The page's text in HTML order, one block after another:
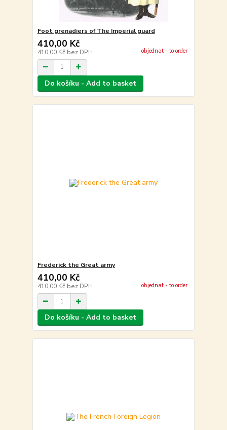
Foot grenadiers of The Imperial guard
410,00 Kč
410,00 Kč bez DPH objednat - to order
Do košíku - Add to basket
Frederick the Great army
410,00 Kč
410,00 Kč bez DPH objednat - to order
Do košíku - Add to basket